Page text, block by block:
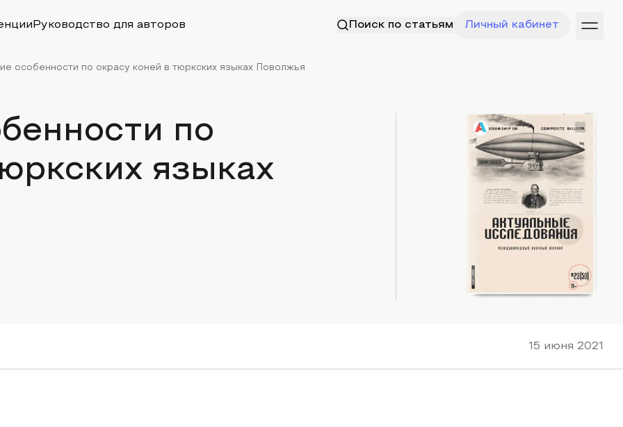
Руководство для авторов Поиск по статьям Личный кабинет
особенности по окрасу коней в тюркских языках Поволжья
по
языках
15 июня 2021